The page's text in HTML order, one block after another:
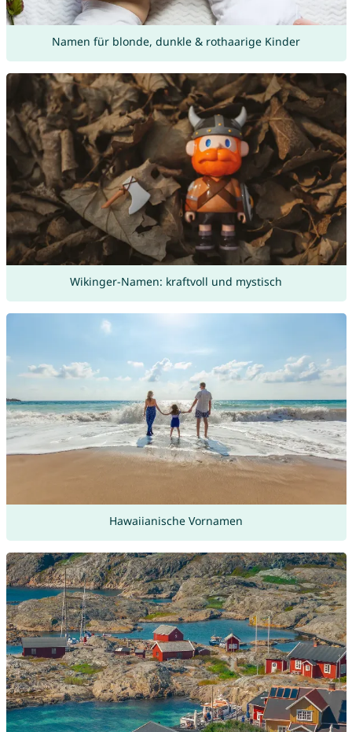
Namen für blonde, dunkle & rothaarige Kinder
Wikinger-Namen: kraftvoll und mystisch
Hawaiianische Vornamen